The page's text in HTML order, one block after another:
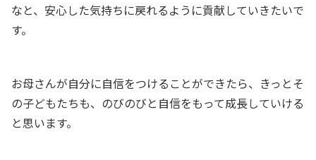
なと、安心した気持ちに戻れるように貢献していきたいで
す。
お母さんが自分に自信をつけることができたら、きっとそ
の子どもたちも、のびのびと自信をもって成長していける
と思います。